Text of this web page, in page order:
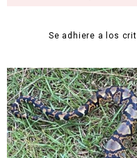
Se adhiere a los